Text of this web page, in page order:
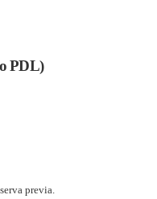
PDL)
previa.